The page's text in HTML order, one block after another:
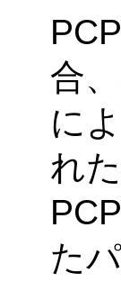
合、
に
れた
た